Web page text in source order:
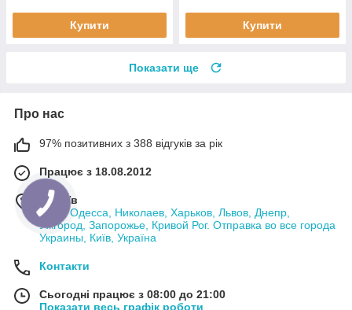
Купити Купити
Показати ще
Про нас
97% позитивних з 388 відгуків за рік
Працює з 18.08.2012
м. Київ
Киев, Одесса, Николаев, Харьков, Львов, Днепр,
Ужгород, Запорожье, Кривой Рог. Отправка во все города
Украины, Київ, Україна
Контакти
Сьогодні працює з 08:00 до 21:00
Показати весь графік роботи